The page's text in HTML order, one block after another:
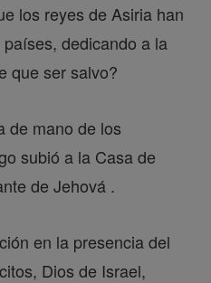
los reyes de Asiria han
dedicando a la
que ser salvo?
de mano de los
subió a la Casa de
de Jehová .
en la presencia del
Dios de Israel,